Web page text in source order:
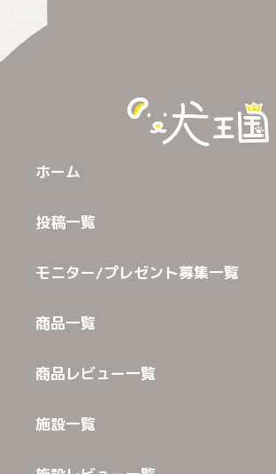
ホーム
投稿一覧
モニター/プレゼント募集一覧
商品一覧
商品レビュー一覧
施設一覧